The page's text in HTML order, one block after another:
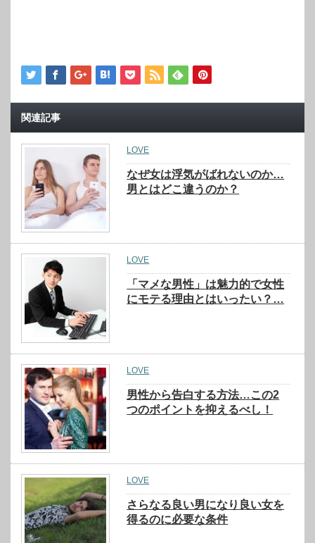
関連記事
LOVE
なぜ女は浮気がばれないのか…
男とはどこ違うのか？
LOVE
「マメな男性」は魅力的で女性
にモテる理由とはいったい？…
LOVE
男性から告白する方法…この2
つのポイントを抑えるべし！
LOVE
さらなる良い男になり良い女を
得るのに必要な条件